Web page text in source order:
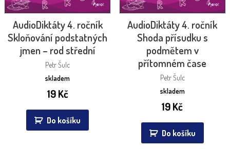
AudioDiktáty 4. ročník
Skloňování podstatných
jmen – rod střední
Petr Šulc
skladem
19Kč
Do košíku
AudioDiktáty 4. ročník
Shoda přísudku s
podmětem v
přítomném čase
Petr Šulc
skladem
19Kč
Do košíku